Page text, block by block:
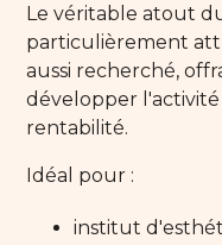
Le véritable atout
particulièrement
aussi recherché,
développer
rentabilité.
Idéal pour :
institut